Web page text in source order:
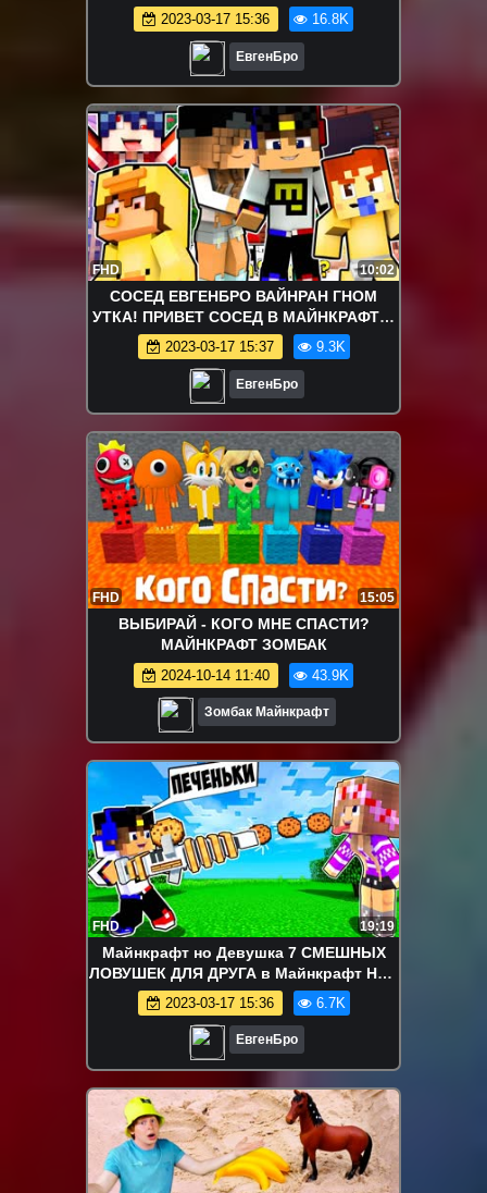
НУБА И ПРО ВИДЕО MINECRAFT
2023-03-17 15:36 16.8K
ЕвгенБро
FHD 10:02
СОСЕД ЕВГЕНБРО ВАЙНРАН ГНОМ
УТКА! ПРИВЕТ СОСЕД В МАЙНКРАФТЕ!
HELLO NEIGHBOUR IN MINECRAFT
ROLEPLAY
2023-03-17 15:37 9.3K
ЕвгенБро
FHD 15:05
ВЫБИРАЙ - КОГО МНЕ СПАСТИ?
МАЙНКРАФТ ЗОМБАК
2024-10-14 11:40 43.9K
Зомбак Майнкрафт
FHD 19:19
Майнкрафт но Девушка 7 СМЕШНЫХ
ЛОВУШЕК ДЛЯ ДРУГА в Майнкрафт НУБ
И ПРО ВИДЕО ТРОЛЛИНГ MINECRAFT
2023-03-17 15:36 6.7K
ЕвгенБро